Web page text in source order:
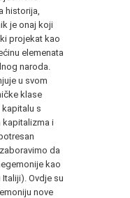
historija,
je onaj koji
projekat kao
elemenata
naroda.
u svom
klase
s
kapitalizma i
da
kao
Ovdje su
nove